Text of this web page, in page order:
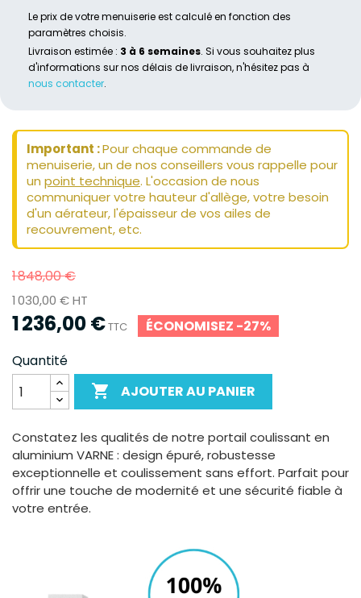
Le prix de votre menuiserie est calculé en fonction des
paramètres choisis.
Livraison estimée : 3 à 6 semaines. Si vous souhaitez plus
d'informations sur nos délais de livraison, n'hésitez pas à
nous contacter.
Important :Pour chaque commande de
menuiserie, un de nos conseillers vous rappelle pour
un point technique. L'occasion de nous
communiquer votre hauteur d'allège, votre besoin
d'un aérateur, l'épaisseur de vos ailes de
recouvrement, etc.
1 848,00 €
1 030,00 € HT
1 236,00 €TTC
ÉCONOMISEZ -27%
Quantité
 AJOUTER AU PANIER
Constatez les qualités de notre portail coulissant en
aluminium VARNE : design épuré, robustesse
exceptionnelle et coulissement sans effort. Parfait pour
offrir une touche de modernité et une sécurité fiable à
votre entrée.